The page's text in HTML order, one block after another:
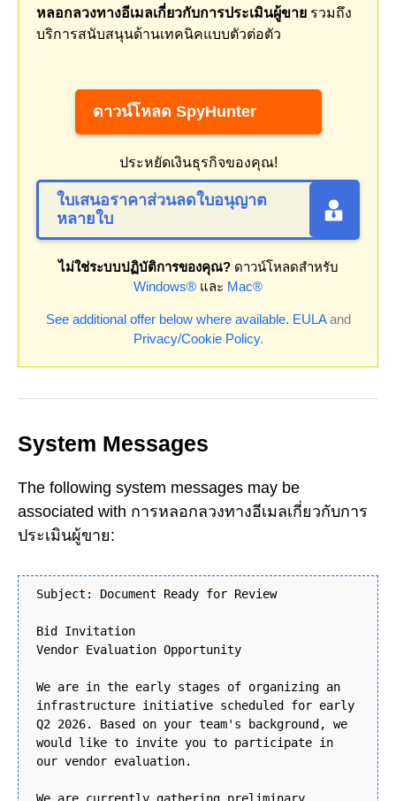
หลอกลวงทางอีเมลเกี่ยวกับการประเมินผู้ขาย รวมถึง
บริการสนับสนุนด้านเทคนิคแบบตัวต่อตัว
ดาวน์โหลด SpyHunter
ประหยัดเงินธุรกิจของคุณ!
ใบเสนอราคาส่วนลดใบอนุญาต
หลายใบ
ไม่ใช่ระบบปฏิบัติการของคุณ?ดาวน์โหลดสำหรับ
Windows® และ Mac®
See additional offer below where available. EULAand
Privacy/Cookie Policy.
System Messages
The following system messages may be
associated with การหลอกลวงทางอีเมลเกี่ยวกับการ
ประเมินผู้ขาย:
Subject: Document Ready for Review
Bid Invitation
Vendor Evaluation Opportunity
We are in the early stages of organizing an
infrastructure initiative scheduled for early
Q2 2026. Based on your team's background, we
would like to invite you to participate in
our vendor evaluation.